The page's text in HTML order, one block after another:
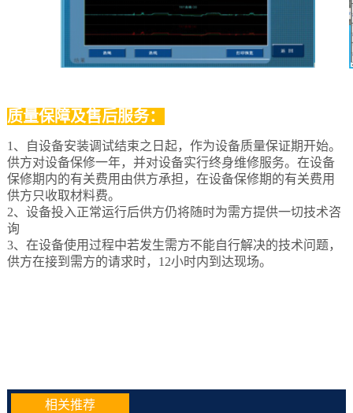
质量保障及售后服务：
1、自设备安装调试结束之日起，作为设备质量保证期开始。
供方对设备保修一年，并对设备实行终身维修服务。在设备
保修期内的有关费用由供方承担，在设备保修期的有关费用
供方只收取材料费。
2、设备投入正常运行后供方仍将随时为需方提供一切技术咨
询
3、在设备使用过程中若发生需方不能自行解决的技术问题，
供方在接到需方的请求时，12小时内到达现场。
相关推荐